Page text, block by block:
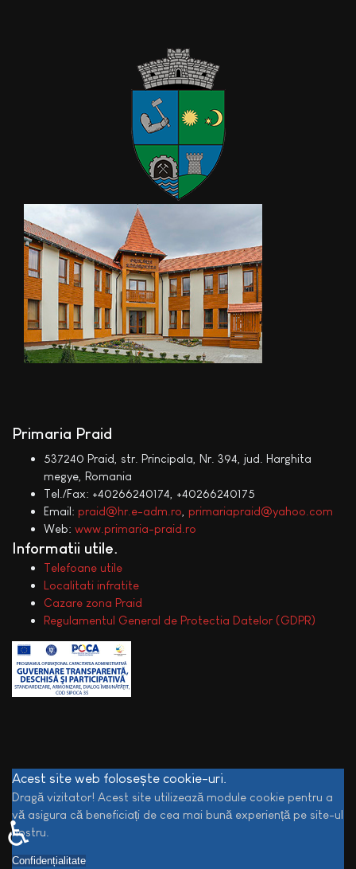
Primaria Praid
537240 Praid, str. Principala, Nr. 394, jud. Harghita
megye, Romania
Tel./Fax: +40266240174, +40266240175
Email: praid@hr.e-adm.ro primariapraid@yahoo.com
Web: www.primaria-praid.ro
Informatii utile
Telefoane utile
Localitati infratite
Cazare zona Praid
Regulamentul General de Protectia Datelor (GDPR)
Acest site web folosește cookie-uri.
Dragă vizitator! Acest site utilizează module cookie pentru a
vă asigura că beneficiați de cea mai bună experiență pe site-ul
nostru.
Confidențialitate